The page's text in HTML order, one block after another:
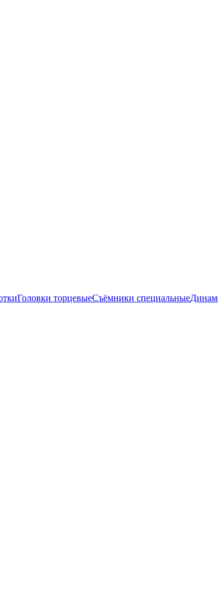
Головки торцевыеСъёмники специальные